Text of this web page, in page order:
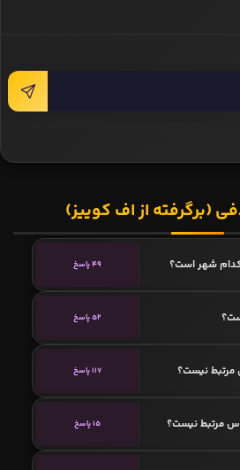
(برگرفته از اف کوییز)
کدام شهر است؟ 49 پاسخ
52 پاسخ
مرتبط نیست؟ 117 پاسخ
مرتبط نیست؟ 15 پاسخ